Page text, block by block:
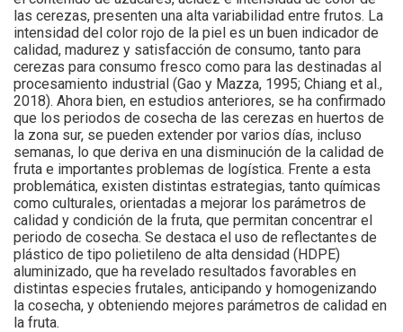
las cerezas, presenten una alta variabilidad entre frutos. La
intensidad del color rojo de la piel es un buen indicador de
calidad, madurez y satisfacción de consumo, tanto para
cerezas para consumo fresco como para las destinadas al
procesamiento industrial (Gao y Mazza, 1995; Chiang et al.,
2018). Ahora bien, en estudios anteriores, se ha confirmado
que los periodos de cosecha de las cerezas en huertos de
la zona sur, se pueden extender por varios días, incluso
semanas, lo que deriva en una disminución de la calidad de
fruta e importantes problemas de logística. Frente a esta
problemática, existen distintas estrategias, tanto químicas
como culturales, orientadas a mejorar los parámetros de
calidad y condición de la fruta, que permitan concentrar el
periodo de cosecha. Se destaca el uso de reflectantes de
plástico de tipo polietileno de alta densidad (HDPE)
aluminizado, que ha revelado resultados favorables en
distintas especies frutales, anticipando y homogenizando
la cosecha, y obteniendo mejores parámetros de calidad en
la fruta.